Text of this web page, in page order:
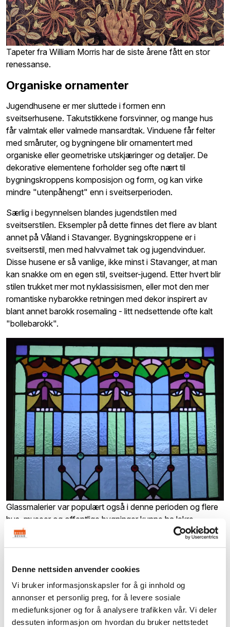
Denne nettsiden anvender cookies
Vi bruker informasjonskapsler for å gi innhold og
annonser et personlig preg, for å levere sosiale
mediefunksjoner og for å analysere trafikken vår. Vi deler
dessuten informasjon om hvordan du bruker nettstedet
Tapeter fra William Morris har de siste årene fått en stor
renessanse.
Organiske ornamenter
Jugendhusene er mer sluttede i formen enn
sveitserhusene. Takutstikkene forsvinner, og mange hus
får valmtak eller valmede mansardtak. Vinduene får felter
med småruter, og bygningene blir ornamentert med
organiske eller geometriske utskjæringer og detaljer. De
dekorative elementene forholder seg ofte nært til
bygningskroppens komposisjon og form, og kan virke
mindre "utenpåhengt" enn i sveitserperioden.
Særlig i begynnelsen blandes jugendstilen med
sveitserstilen. Eksempler på dette finnes det flere av blant
annet på Våland i Stavanger. Bygningskroppene er i
sveitserstil, men med halvvalmet tak og jugendvinduer.
Disse husene er så vanlige, ikke minst i Stavanger, at man
kan snakke om en egen stil, sveitser-jugend. Etter hvert blir
stilen trukket mer mot nyklassisismen, eller mot den mer
romantiske nybarokke retningen med dekor inspirert av
blant annet barokk rosemaling - litt nedsettende ofte kalt
"bollebarokk".
Glassmalerier var populært også i denne perioden og flere
hus, museer og offentlige bygninger kunne ha lekre
kreasjoner. Foto: Bygg og Bevar.
Jugendstil i Norge
Noen eksempler: